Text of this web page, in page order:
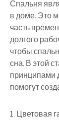
Спальня
в доме. Это
часть
долгого
чтобы
сна. В этой
принципами
помогут
1. Цветовая